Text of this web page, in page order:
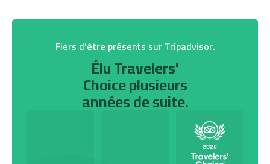
Fiers d’être présents sur Tripadvisor.
Élu Travelers'
Choice plusieurs
années de suite.